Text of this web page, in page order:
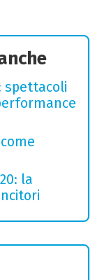
spettacoli
la